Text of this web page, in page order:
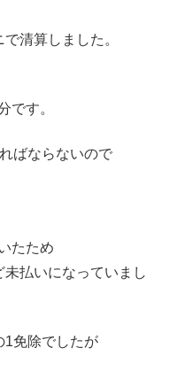
清算しました。
です。
ばならないので
たため
払いになっていまし
1免除でしたが